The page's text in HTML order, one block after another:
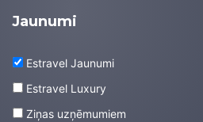
Jaunumi
Estravel Jaunumi
Estravel Luxury
Ziņas uzņēmumiem